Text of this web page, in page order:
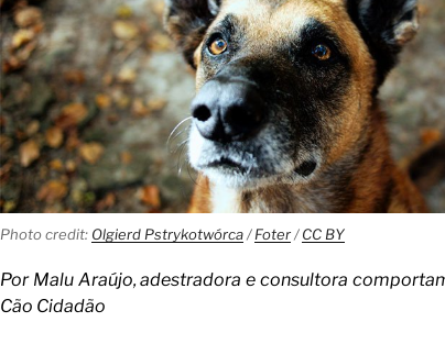
Photo credit: Olgierd Pstrykotwórca/Foter/CC BY
Por Malu Araújo, adestradora e consultora
Cão Cidadão